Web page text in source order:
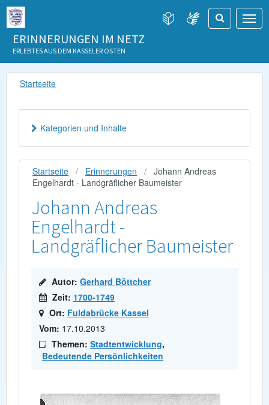
ERINNERUNGEN IM NETZ
ERLEBTES AUS DEM KASSELER OSTEN
Startseite
Startseite Erinnerungen
Johann Andreas
Engelhardt - Landgräflicher Baumeister
Johann Andreas
Engelhardt -
Landgräflicher Baumeister
Autor: Gerhard Böttcher
Zeit: 1700-1749
Ort: Fuldabrücke Kassel
Vom: 17.10.2013
Themen: Stadtentwicklung,
Bedeutende Persönlichkeiten
Kategorien und Inhalte